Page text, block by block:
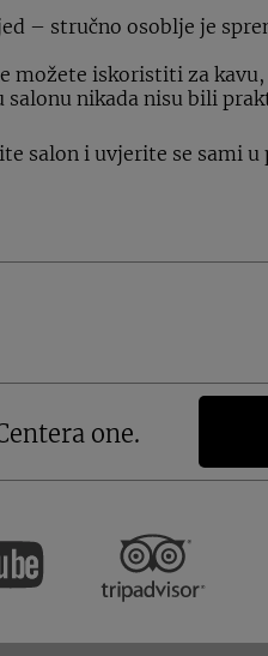
– stručno osoblje je
iskoristiti za
salonu nikada nisu bili
salon i uvjerite se sami
one.